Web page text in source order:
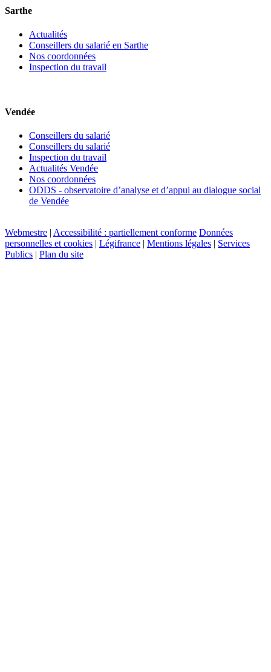
Sarthe
Actualités
Conseillers du salarié en Sarthe
Nos coordonnées
Inspection du travail
Vendée
Conseillers du salarié
Conseillers du salarié
Inspection du travail
Actualités Vendée
Nos coordonnées
ODDS - observatoire d’analyse et d’appui au dialogue social
de Vendée
Webmestre | Accessibilité : partiellement conforme Données
personnelles et cookies | Légifrance | Mentions légales | Services
Publics | Plan du site